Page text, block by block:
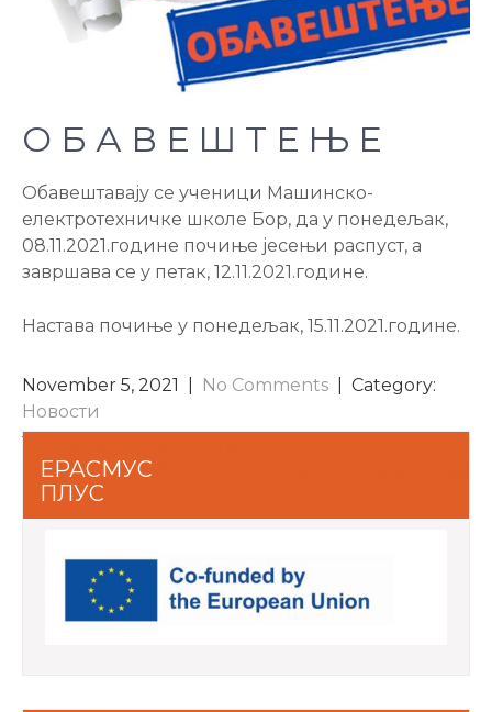
О Б А В Е Ш Т Е Њ Е
Обавештавају се ученици Машинско-
електротехничке школе Бор, да у понедељак,
08.11.2021.године почиње јесењи распуст, а
завршава се у петак, 12.11.2021.године.
Настава почиње у понедељак, 15.11.2021.године.
November 5, 2021 No Comments
| Category:
Новости
POST
NAVIGATION
Трчим за школу – TreninGO
ЕРАСМУС
ПЛУС